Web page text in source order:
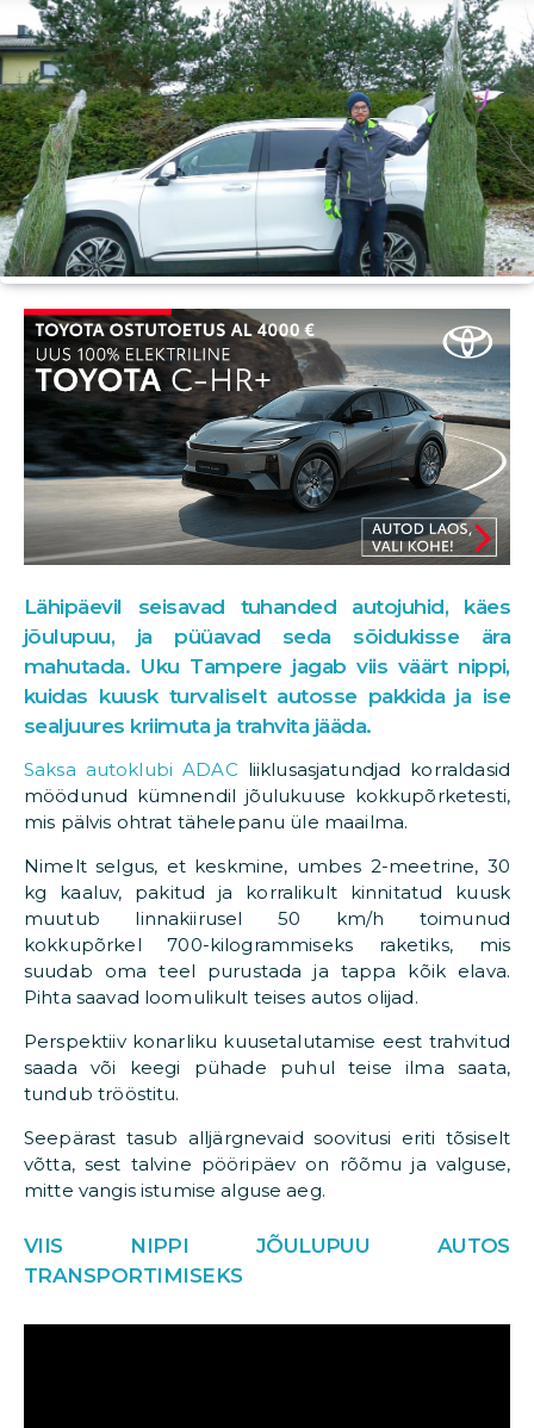
Lähipäevil seisavad tuhanded autojuhid, käes
jõulupuu, ja püüavad seda sõidukisse ära
mahutada. Uku Tampere jagab viis väärt nippi,
kuidas kuusk turvaliselt autosse pakkida ja ise
sealjuures kriimuta ja trahvita jääda.
Saksa autoklubi ADAC liiklusasjatundjad korraldasid
möödunud kümnendil jõulukuuse kokkupõrketesti,
mis pälvis ohtrat tähelepanu üle maailma.
Nimelt selgus, et keskmine, umbes 2-meetrine, 30
kg kaaluv, pakitud ja korralikult kinnitatud kuusk
muutub linnakiirusel 50 km/h toimunud
kokkupõrkel 700-kilogrammiseks raketiks, mis
suudab oma teel purustada ja tappa kõik elava.
Pihta saavad loomulikult teises autos olijad.
Perspektiiv konarliku kuusetalutamise eest trahvitud
saada või keegi pühade puhul teise ilma saata,
tundub trööstitu.
Seepärast tasub alljärgnevaid soovitusi eriti tõsiselt
võtta, sest talvine pööripäev on rõõmu ja valguse,
mitte vangis istumise alguse aeg.
VIIS NIPPI JÕULUPUU AUTOS
TRANSPORTIMISEKS